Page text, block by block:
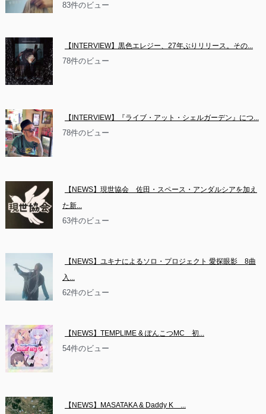
83件のビュー
【INTERVIEW】黒色エレジー、27年ぶりリリース。その...
78件のビュー
【INTERVIEW】『ライブ・アット・シェルガーデン』につ...
78件のビュー
【NEWS】現世協会　佐田・スペース・アンダルシアを加え
た新...
63件のビュー
【NEWS】ユキナによるソロ・プロジェクト 愛探眼影　8曲
入...
62件のビュー
【NEWS】TEMPLIME & ぽんこつMC　初...
54件のビュー
【NEWS】MASATAKA & Daddy K　...